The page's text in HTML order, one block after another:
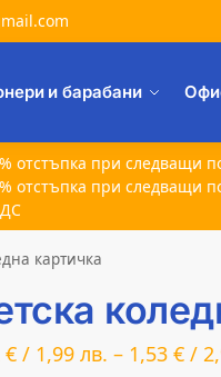
и барабани
отстъпка при следващи
отстъпка при следващи
картичка
€ / 1,99 лв. – 1,53 € /